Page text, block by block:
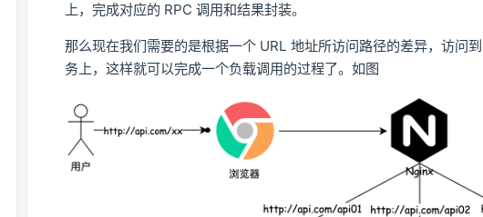
上，完成对应的 RPC 调用和结果封装。
那么现在我们需要的是根据一个 URL 地址所访问路径的差异，访问
务上，这样就可以完成一个负载调用的过程了。如图